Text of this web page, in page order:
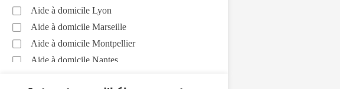
Voir toutes les aides à domicile à Fontainebleau
(77300)
Aide à domicile Lyon
Aide à domicile Marseille
Aide à domicile Montpellier
Aide à domicile Nantes